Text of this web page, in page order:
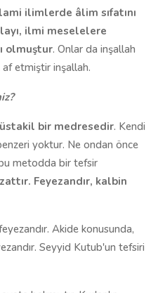
ilimlerde âlim sıfatını
ilmi meselelere
olmuştur. Onlar da inşallah
af etmiştir inşallah.
bir medresedir. Kendi
yoktur. Ne ondan önce
bu metodda bir tefsir
Feyezandır, kalbin
Akide konusunda,
Seyyid Kutub'un tefsiri